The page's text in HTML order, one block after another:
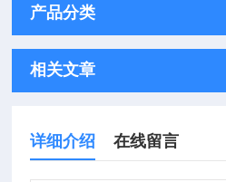
产品分类
相关文章
详细介绍 在线留言